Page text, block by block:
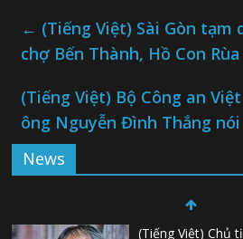
← (Tiếng Việt) Sài Gòn tạm
chợ Bến Thành, Hồ Con
(Tiếng Việt) Bộ Công an
ông Nguyễn Đình Thắng nói
News
(Tiếng Việt) Chủ